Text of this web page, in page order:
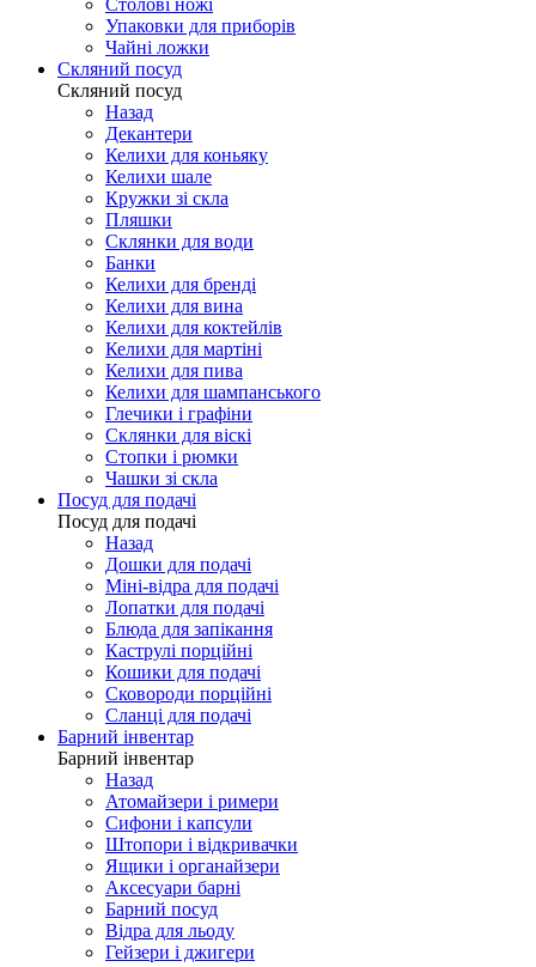
Столові ножі
Упаковки для приборів
Чайні ложки
Скляний посуд
Скляний посуд
Назад
Декантери
Келихи для коньяку
Келихи шале
Кружки зі скла
Пляшки
Склянки для води
Банки
Келихи для бренді
Келихи для вина
Келихи для коктейлів
Келихи для мартіні
Келихи для пива
Келихи для шампанського
Глечики і графіни
Склянки для віскі
Стопки і рюмки
Чашки зі скла
Посуд для подачі
Посуд для подачі
Назад
Дошки для подачі
Міні-відра для подачі
Лопатки для подачі
Блюда для запікання
Каструлі порційні
Кошики для подачі
Сковороди порційні
Сланці для подачі
Барний інвентар
Барний інвентар
Назад
Атомайзери і римери
Сифони і капсули
Штопори і відкривачки
Ящики і органайзери
Аксесуари барні
Барний посуд
Відра для льоду
Гейзери і джигери